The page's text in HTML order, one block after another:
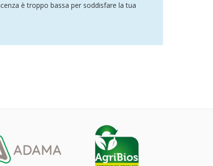
è troppo bassa per soddisfare la tua